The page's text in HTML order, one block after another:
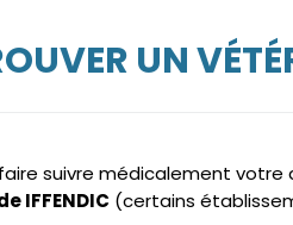
UN
suivre médicalement
IFFENDIC (certains